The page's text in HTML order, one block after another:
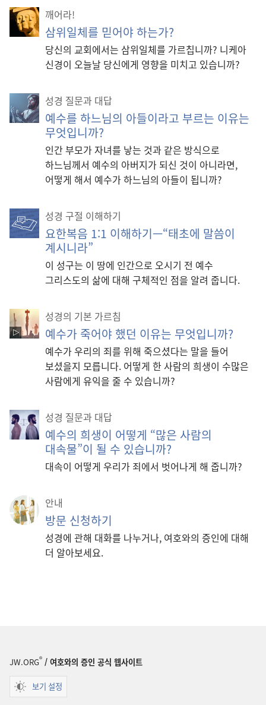
깨어라!
삼위일체를 믿어야 하는가?
당신의 교회에서는 삼위일체를 가르칩니까? 니케아
신경이 오늘날 당신에게 영향을 미치고 있습니까?
성경 질문과 대답
예수를 하느님의 아들이라고 부르는 이유는
무엇입니까?
인간 부모가 자녀를 낳는 것과 같은 방식으로
하느님께서 예수의 아버지가 되신 것이 아니라면,
어떻게 해서 예수가 하느님의 아들이 됩니까?
성경 구절 이해하기
요한복음 1:1 이해하기—“태초에 말씀이
계시니라”
이 성구는 이 땅에 인간으로 오시기 전 예수
그리스도의 삶에 대해 구체적인 점을 알려 줍니다.
성경의 기본 가르침
예수가 죽어야 했던 이유는 무엇입니까?
예수가 우리의 죄를 위해 죽으셨다는 말을 들어
보셨을지 모릅니다. 어떻게 한 사람의 희생이 수많은
사람에게 유익을 줄 수 있습니까?
성경 질문과 대답
예수의 희생이 어떻게 “많은 사람의
대속물”이 될 수 있습니까?
대속이 어떻게 우리가 죄에서 벗어나게 해 줍니까?
안내
방문 신청하기
성경에 관해 대화를 나누거나, 여호와의 증인에 대해
더 알아보세요.
JW.ORG® / 여호와의 증인 공식 웹사이트
보기 설정